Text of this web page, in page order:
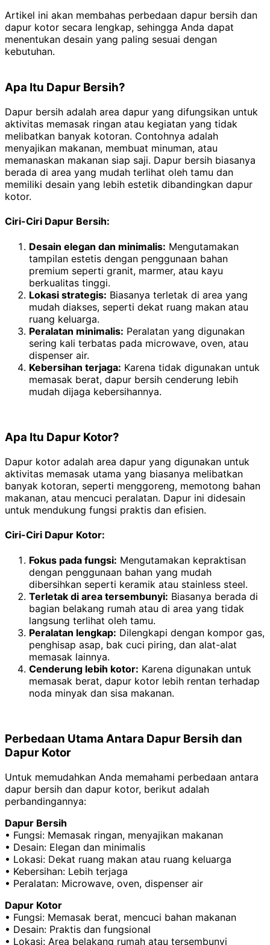
Artikel ini akan membahas perbedaan dapur bersih dan
dapur kotor secara lengkap, sehingga Anda dapat
menentukan desain yang paling sesuai dengan
kebutuhan.
Apa Itu Dapur Bersih?
Dapur bersih adalah area dapur yang difungsikan untuk
aktivitas memasak ringan atau kegiatan yang tidak
melibatkan banyak kotoran. Contohnya adalah
menyajikan makanan, membuat minuman, atau
memanaskan makanan siap saji. Dapur bersih biasanya
berada di area yang mudah terlihat oleh tamu dan
memiliki desain yang lebih estetik dibandingkan dapur
kotor.
Ciri-Ciri Dapur Bersih:
Desain elegan dan minimalis: Mengutamakan
tampilan estetis dengan penggunaan bahan
premium seperti granit, marmer, atau kayu
berkualitas tinggi.
Lokasi strategis: Biasanya terletak di area yang
mudah diakses, seperti dekat ruang makan atau
ruang keluarga.
Peralatan minimalis: Peralatan yang digunakan
sering kali terbatas pada microwave, oven, atau
dispenser air.
Kebersihan terjaga: Karena tidak digunakan untuk
memasak berat, dapur bersih cenderung lebih
mudah dijaga kebersihannya.
Apa Itu Dapur Kotor?
Dapur kotor adalah area dapur yang digunakan untuk
aktivitas memasak utama yang biasanya melibatkan
banyak kotoran, seperti menggoreng, memotong bahan
makanan, atau mencuci peralatan. Dapur ini didesain
untuk mendukung fungsi praktis dan efisien.
Ciri-Ciri Dapur Kotor:
Fokus pada fungsi: Mengutamakan kepraktisan
dengan penggunaan bahan yang mudah
dibersihkan seperti keramik atau stainless steel.
Terletak di area tersembunyi: Biasanya berada di
bagian belakang rumah atau di area yang tidak
langsung terlihat oleh tamu.
Peralatan lengkap: Dilengkapi dengan kompor gas,
penghisap asap, bak cuci piring, dan alat-alat
memasak lainnya.
Cenderung lebih kotor: Karena digunakan untuk
memasak berat, dapur kotor lebih rentan terhadap
noda minyak dan sisa makanan.
Perbedaan Utama Antara Dapur Bersih dan
Dapur Kotor
Untuk memudahkan Anda memahami perbedaan antara
dapur bersih dan dapur kotor, berikut adalah
perbandingannya:
Dapur Bersih
• Fungsi: Memasak ringan, menyajikan makanan
• Desain: Elegan dan minimalis
• Lokasi: Dekat ruang makan atau ruang keluarga
• Kebersihan: Lebih terjaga
• Peralatan: Microwave, oven, dispenser air
Dapur Kotor
• Fungsi: Memasak berat, mencuci bahan makanan
• Desain: Praktis dan fungsional
• Lokasi: Area belakang rumah atau tersembunyi